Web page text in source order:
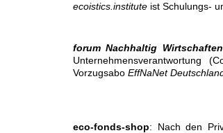
ecoistics.institute ist Schulungs-
forum Nachhaltig Wirtschaften
Unternehmensverantwortung
Vorzugsabo EffNaNet
eco-fonds-shop: Nach den